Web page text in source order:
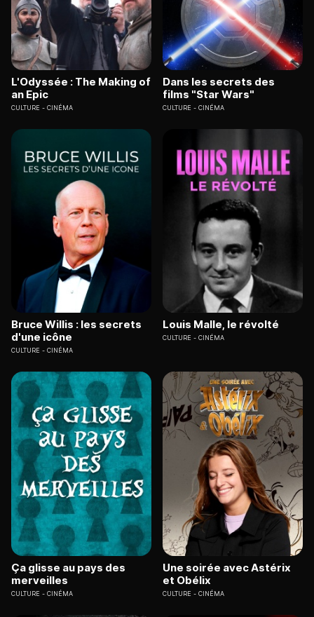
L'Odyssée : The Making of
an Epic
CULTURE CINÉMA
Dans les secrets des
films "Star Wars"
CULTURE CINÉMA
Bruce Willis : les secrets
d'une icône
CULTURE CINÉMA
Louis Malle, le révolté
CULTURE CINÉMA
Ça glisse au pays des
merveilles
CULTURE CINÉMA
Une soirée avec Astérix
et Obélix
CULTURE CINÉMA